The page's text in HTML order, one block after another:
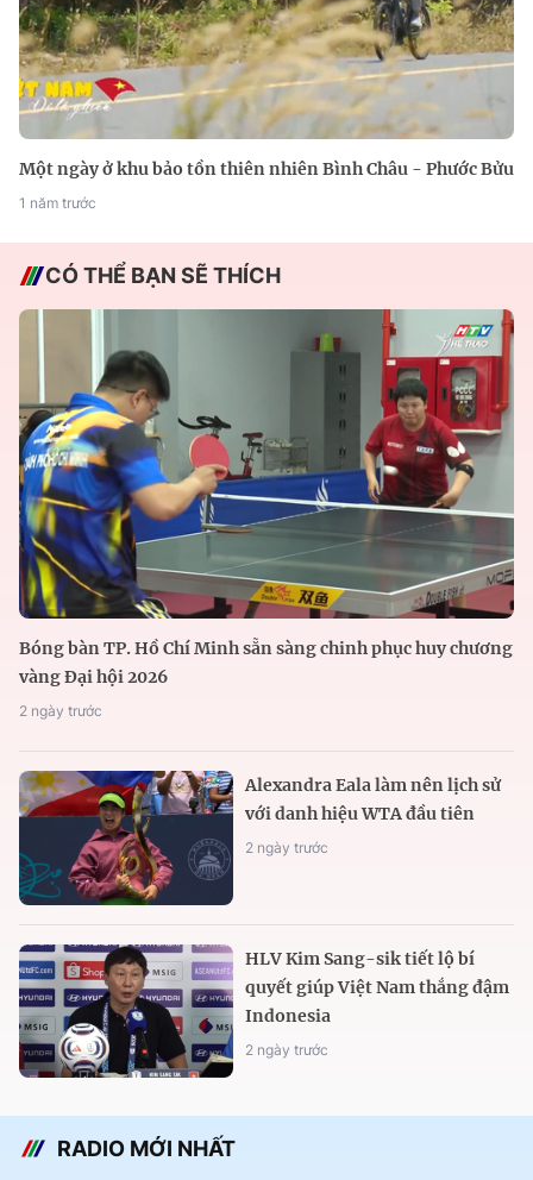
Một ngày ở khu bảo tồn thiên nhiên Bình Châu - Phước Bửu
1 năm trước
CÓ THỂ BẠN SẼ THÍCH
Bóng bàn TP. Hồ Chí Minh sẵn sàng chinh phục huy chương
vàng Đại hội 2026
2 ngày trước
Alexandra Eala làm nên lịch sử
với danh hiệu WTA đầu tiên
2 ngày trước
HLV Kim Sang-sik tiết lộ bí
quyết giúp Việt Nam thắng đậm
Indonesia
2 ngày trước
RADIO MỚI NHẤT